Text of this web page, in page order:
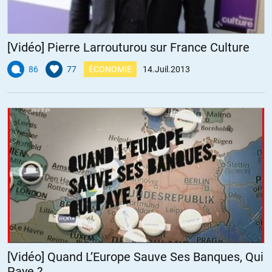
point 1.3
ALERTER
Oui, c’est une reprise, ce témoignage a déjà été publié ici même.
Crapaud Rouge //15.07.2013 à 20h34
C’est effectivement une reprise, je me rappelle fort bien de ce texte
parce qu’il m’avait fait forte impression.
ALERTER
[Vidéo] Pierre Larrouturou sur France Culture
86 77 ÉCONOMIE 14.Juil.2013
[Vidéo] Quand L’Europe Sauve Ses Banques, Qui